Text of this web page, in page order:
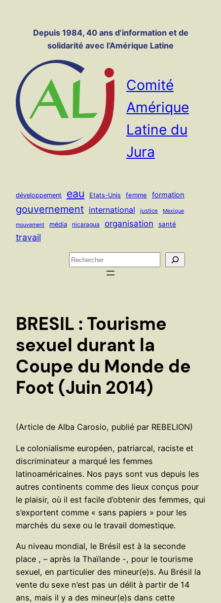
contenuDepuis 1984, 40 ans d’information et de
solidarité avec l’Amérique Latine
Comité
Amérique
Latine du
Jura
développement eau Etats-Unis femme formation
gouvernement international justice Mexique
mouvement média nicaragua organisation santé
travail
R
c
e
r
BRESIL : Tourisme
sexuel durant la
Coupe du Monde de
Foot (Juin 2014)
(Article de Alba Carosio, publié par REBELION)
Le colonialisme européen, patriarcal, raciste et
discriminateur a marqué les femmes
latinoaméricaines. Nos pays sont vus depuis les
autres continents comme des lieux conçus pour
le plaisir, où il est facile d’obtenir des femmes, qui
s’exportent comme « sans papiers » pour les
marchés du sexe ou le travail domestique.
Au niveau mondial, le Brésil est à la seconde
place , – après la Thaïlande -, pour le tourisme
sexuel, en particulier des mineur(e)s. Au Brésil la
vente du sexe n’est pas un délit à partir de 14
ans, mais il y a des mineur(e)s dans cette